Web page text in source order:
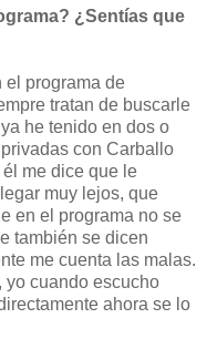
¿Sentías que
el programa de
tratan de buscarle
he tenido en dos o
con Carballo
me dice que le
muy lejos, que
en el programa no se
también se dicen
me cuenta las malas.
yo cuando escucho
ahora se lo